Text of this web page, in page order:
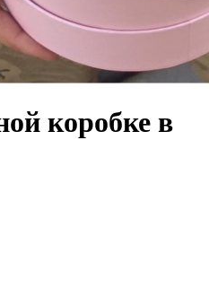
коробке в